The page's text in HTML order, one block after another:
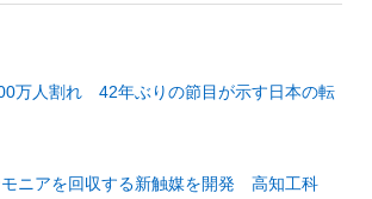
万人割れ 42年ぶりの節目が示す日本の転
ニアを回収する新触媒を開発 高知工科